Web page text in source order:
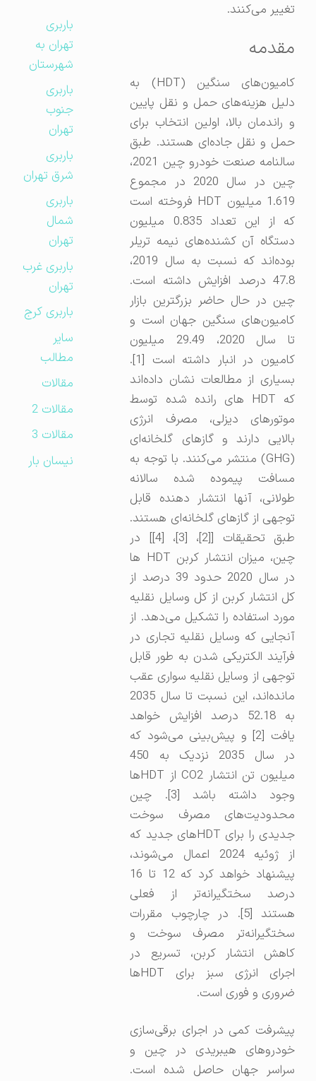
تغییر می‌کنند.
مقدمه
کامیون‌های سنگین (HDT) به
دلیل هزینه‌های حمل و نقل پایین
و راندمان بالا، اولین انتخاب برای
حمل و نقل جاده‌ای هستند. طبق
سالنامه صنعت خودرو چین 2021،
چین در سال 2020 در مجموع
1.619 میلیون HDT فروخته است
که از این تعداد 0.835 میلیون
دستگاه آن کشنده‌های نیمه تریلر
بوده‌اند که نسبت به سال 2019،
47.8 درصد افزایش داشته است.
چین در حال حاضر بزرگترین بازار
کامیون‌های سنگین جهان است و
تا سال 2020، 29.49 میلیون
کامیون در انبار داشته است [1].
بسیاری از مطالعات نشان داده‌اند
که HDT های رانده شده توسط
موتورهای دیزلی، مصرف انرژی
بالایی دارند و گازهای گلخانه‌ای
(GHG) منتشر می‌کنند. با توجه به
مسافت پیموده شده سالانه
طولانی، آنها انتشار دهنده قابل
توجهی از گازهای گلخانه‌ای هستند.
طبق تحقیقات [[2]، [3]، [4]] در
چین، میزان انتشار کربن HDT ها
در سال 2020 حدود 39 درصد از
کل انتشار کربن از کل وسایل نقلیه
مورد استفاده را تشکیل می‌دهد. از
آنجایی که وسایل نقلیه تجاری در
فرآیند الکتریکی شدن به طور قابل
توجهی از وسایل نقلیه سواری عقب
مانده‌اند، این نسبت تا سال 2035
به 52.18 درصد افزایش خواهد
یافت [2] و پیش‌بینی می‌شود که
در سال 2035 نزدیک به 450
میلیون تن انتشار CO2 از HDTها
وجود داشته باشد [3]. چین
محدودیت‌های مصرف سوخت
جدیدی را برای HDTهای جدید که
از ژوئیه 2024 اعمال می‌شوند،
پیشنهاد خواهد کرد که 12 تا 16
درصد سختگیرانه‌تر از فعلی
هستند [5]. در چارچوب مقررات
سختگیرانه‌تر مصرف سوخت و
کاهش انتشار کربن، تسریع در
اجرای انرژی سبز برای HDTها
ضروری و فوری است.
پیشرفت کمی در اجرای برقی‌سازی
خودروهای هیبریدی در چین و
سراسر جهان حاصل شده است.
باربری
تهران به
شهرستان
باربری
جنوب
تهران
باربری
شرق تهران
باربری
شمال
تهران
باربری غرب
تهران
باربری کرج
مطالب
مقالات
مقالات 2
مقالات 3
نیسان بار